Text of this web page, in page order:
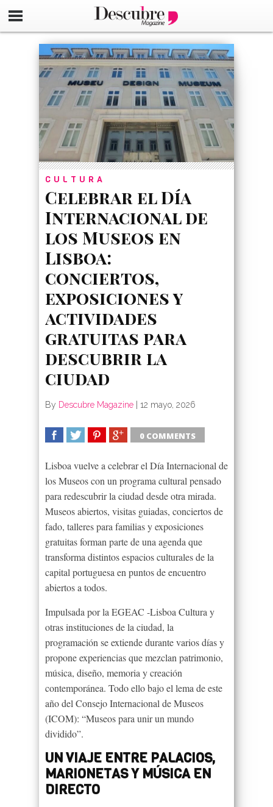
google-site-
CULTURA
Celebrar el Día
Internacional de
los Museos en
Lisboa:
conciertos,
exposiciones y
actividades
gratuitas para
descubrir la
ciudad
By Descubre Magazine 12 mayo, 2026
0 COMMENTS
Lisboa vuelve a celebrar el Día Internacional de
los Museos con un programa cultural pensado
para redescubrir la ciudad desde otra mirada.
Museos abiertos, visitas guiadas, conciertos de
fado, talleres para familias y exposiciones
gratuitas forman parte de una agenda que
transforma distintos espacios culturales de la
capital portuguesa en puntos de encuentro
abiertos a todos.
Impulsada por la EGEAC -Lisboa Cultura y
otras instituciones de la ciudad, la
programación se extiende durante varios días y
propone experiencias que mezclan patrimonio,
música, diseño, memoria y creación
contemporánea. Todo ello bajo el lema de este
año del Consejo Internacional de Museos
(ICOM): “Museos para unir un mundo
dividido”.
UN VIAJE ENTRE PALACIOS,
MARIONETAS Y MÚSICA EN
DIRECTO